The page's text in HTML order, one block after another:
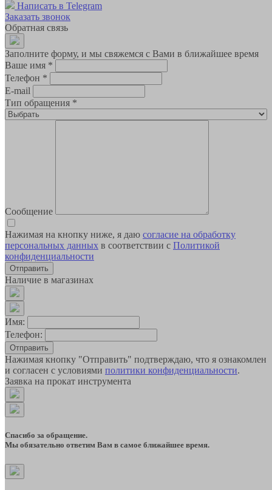
Написать в Telegram
Заказать звонок
Обратная связь
Заполните форму, и мы свяжемся с Вами в ближайшее время
Ваше имя *
Телефон *
E-mail
Тип обращения *
Сообщение
Нажимая на кнопку ниже, я даю согласие на обработку
персональных данных в соответствии с Политикой
конфиденциальности
Наличие в магазинах
Имя:
Телефон:
Отправить
Нажимая кнопку "Отправить" подтверждаю, что я ознакомлен
и согласен с условиями политики конфиденциальности.
Заявка на прокат инструмента
Спасибо за обращение.
Мы обязательно ответим Вам в самое ближайшее время.